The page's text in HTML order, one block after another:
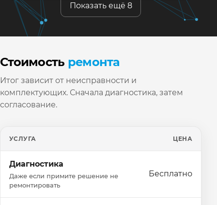
Показать ещё 8
Стоимость ремонта
Итог зависит от неисправности и
комплектующих. Сначала диагностика, затем
согласование.
УСЛУГА ЦЕНА
Диагностика
Даже если примите решение не
ремонтировать
Бесплатно